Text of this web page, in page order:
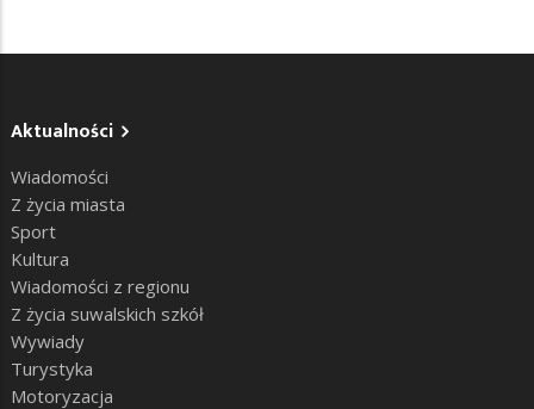
Aktualności
Wiadomości
Z życia miasta
Sport
Kultura
Wiadomości z regionu
Z życia suwalskich szkół
Wywiady
Turystyka
Motoryzacja